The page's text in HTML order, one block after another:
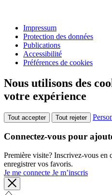
Impressum
Protection des données
Publications
Accessibilité
Préférences de cookies
Nous utilisons des
votre expérience
Tout accepter Tout rejeter
Connectez-vous pour
Première visite? Inscrivez-vous en
enregistrer vos favoris.
Je me connecte Je m’inscris